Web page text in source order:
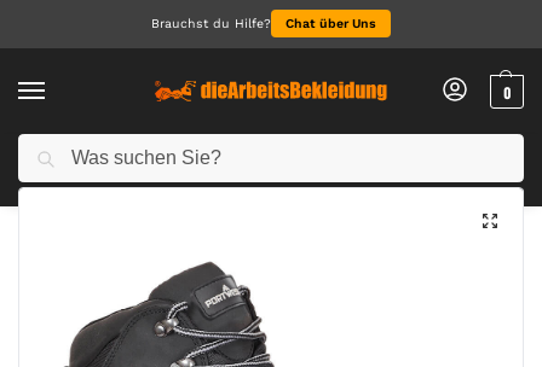
Brauchst du Hilfe? Chat über Uns
0
Start Arbeitsschuhe / Sicherheitsschuhe S3